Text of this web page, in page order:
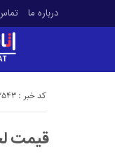
درباره ما
کد خبر : 22543
قیمت